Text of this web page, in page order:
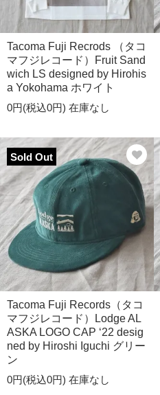
Tacoma Fuji Recrods （タコ
マフジレコード）Fruit Sand
wich LS designed by Hirohis
a Yokohama ホワイト
0円(税込0円) 在庫なし
Sold Out
Tacoma Fuji Records（タコ
マフジレコード）Lodge AL
ASKA LOGO CAP ‘22 desig
ned by Hiroshi Iguchi グリー
ン
0円(税込0円) 在庫なし